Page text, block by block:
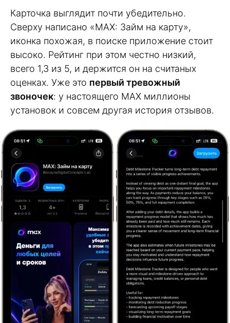
Карточка выглядит почти убедительно.
Сверху написано «MAX: Займ на карту»,
иконка похожая, в поиске приложение стоит
высоко. Рейтинг при этом честно низкий,
всего 1,3 из 5, и держится он на считаных
оценках. Уже это первый тревожный
звоночек: у настоящего MAX миллионы
установок и совсем другая история отзывов.